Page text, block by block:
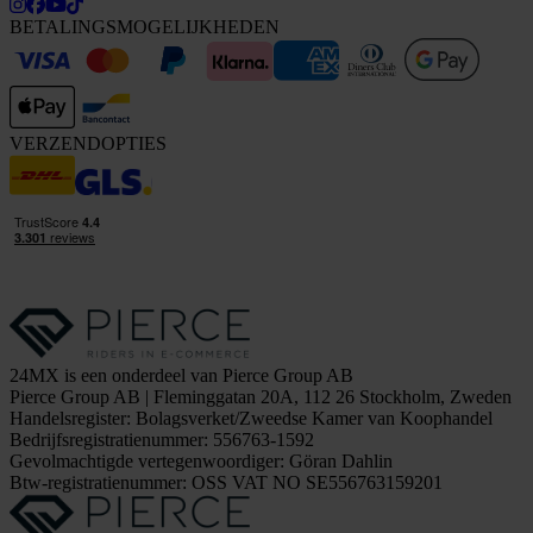
BETALINGSMOGELIJKHEDEN
VERZENDOPTIES
24MX is een onderdeel van Pierce Group AB
Pierce Group AB | Fleminggatan 20A, 112 26 Stockholm, Zweden
Handelsregister: Bolagsverket/Zweedse Kamer van Koophandel
Bedrijfsregistratienummer: 556763-1592
Gevolmachtigde vertegenwoordiger: Göran Dahlin
Btw-registratienummer: OSS VAT NO SE556763159201